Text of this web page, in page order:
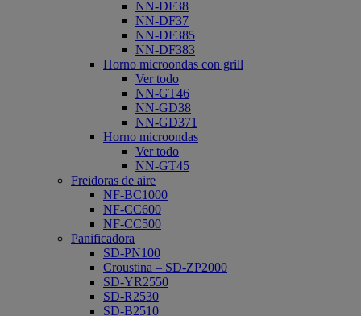
NN-DF38
NN-DF37
NN-DF385
NN-DF383
Horno microondas con grill
Ver todo
NN-GT46
NN-GD38
NN-GD371
Horno microondas
Ver todo
NN-GT45
Freidoras de aire
NF-BC1000
NF-CC600
NF-CC500
Panificadora
SD-PN100
Croustina – SD-ZP2000
SD-YR2550
SD-R2530
SD-B2510